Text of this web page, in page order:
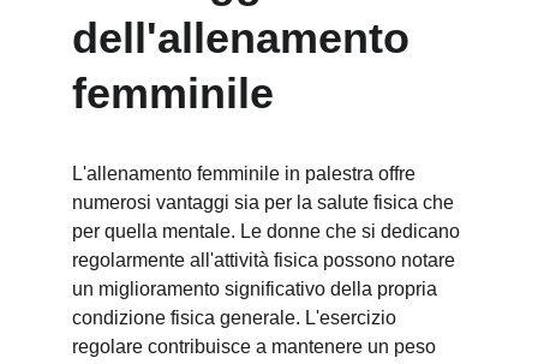
dell'allenamento
femminile
L'allenamento femminile in palestra offre
numerosi vantaggi sia per la salute fisica che
per quella mentale. Le donne che si dedicano
regolarmente all'attività fisica possono notare
un miglioramento significativo della propria
condizione fisica generale. L'esercizio
regolare contribuisce a mantenere un peso